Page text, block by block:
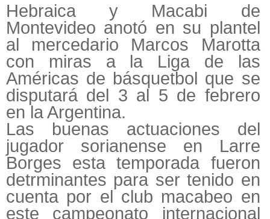
Hebraica y Macabi de
Montevideo anotó en su plantel
al mercedario Marcos Marotta
con miras a la Liga de las
Américas de básquetbol que se
disputará del 3 al 5 de febrero
en la Argentina.
Las buenas actuaciones del
jugador sorianense en Larre
Borges esta temporada fueron
detrminantes para ser tenido en
cuenta por el club macabeo en
este campeonato internacional